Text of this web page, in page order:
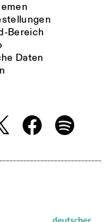
Bereich
Daten